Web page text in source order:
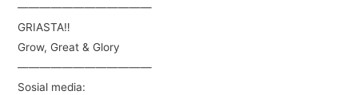
————————————
GRIASTA‼
Grow, Great & Glory
————————————
Sosial media: